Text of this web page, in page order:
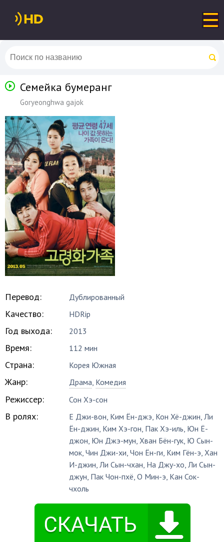
Семейка бумеранг
Goryeonghwa gajok
Перевод: Дублированный
Качество: HDRip
Год выхода: 2013
Время: 112 мин
Страна: Корея Южная
Жанр: Драма, Комедия
Режиссер: Сон Хэ-сон
В ролях: Е Джи-вон, Ким Ён-джэ, Кон Хё-джин,Ли
Ён-джин, Ким Хэ-гон, Пак Хэ-иль, Юн Ё-
джон, Юн Джэ-мун,Хван Бён-гук, Ю Сын-
мок,Чин Джи-хи,Чон Ён-ги, Ким Гён-э,Хан
И-джин,Ли Сын-чхан, На Джу-хо,Ли Сын-
джун, Пак Чон-пхё,О Мин-э, Кан Сок-
чхоль